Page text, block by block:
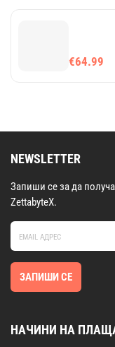
€64.99
NEWSLETTER
Запиши се за да
ZettabyteX.
ЗАПИШИ СЕ
НАЧИНИ НА